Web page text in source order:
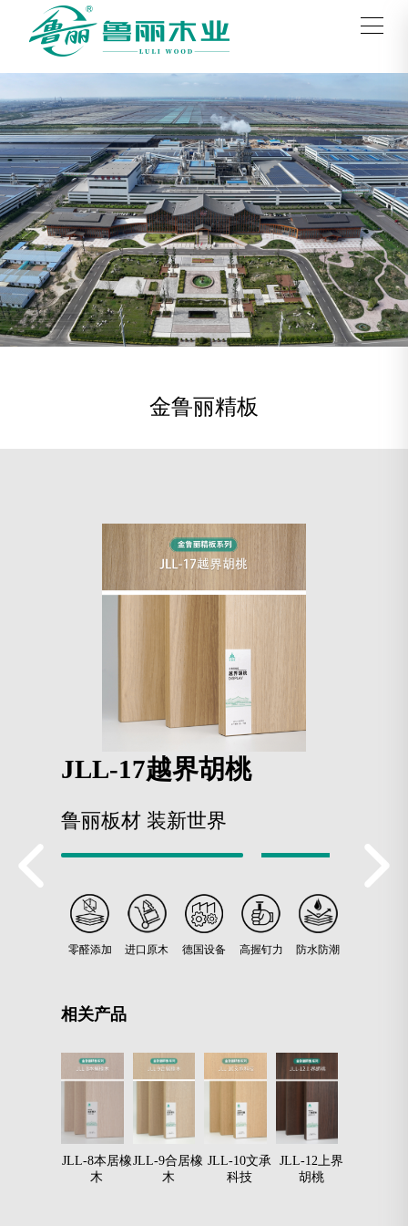
金鲁丽精板
JLL-17越界胡桃
鲁丽板材 装新世界
零醛添加 进口原木 德国设备 高握钉力 防水防潮
相关产品
JLL-8本居橡
木
JLL-9合居橡
木
JLL-10文承
科技
JLL-12上界
胡桃